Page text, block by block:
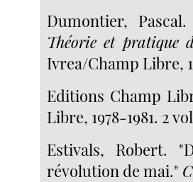
Dumontier,
Théorie et pratique
Ivrea/Champ Libre,
Editions Champ
Libre, 1978-1981. 2
Estivals, Robert.
révolution de mai."